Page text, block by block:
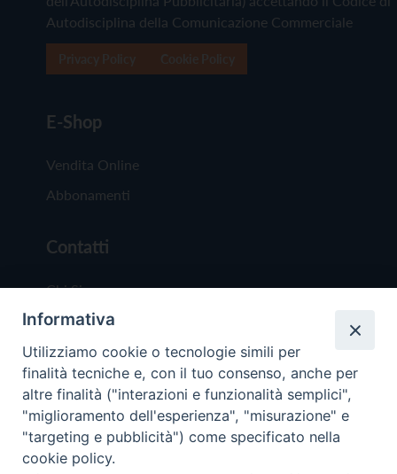
Autodisciplina della Comunicazione Commerciale
E-Shop
Vendita Online
Abbonamenti
Contatti
Chi Siamo
Redazione
Scrivici
Copyright © 2019 - Tutti i diritti riservati - Vita
Informativa
Utilizziamo cookie o tecnologie simili per
finalità tecniche e, con il tuo consenso, anche per
altre finalità ("interazioni e funzionalità semplici",
"miglioramento dell'esperienza", "misurazione" e
"targeting e pubblicità") come specificato nella
cookie policy.